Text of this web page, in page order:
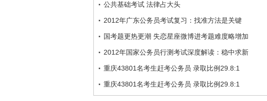
公共基础考试 法律占大头
2012年广东公务员考试复习：找准方法是关键
国考题更热更潮 失恋星座微博进考题难度略增加
2012年国家公务员行测考试深度解读：稳中求新
重庆43801名考生赶考公务员 录取比例29.8:1
重庆43801名考生赶考公务员 录取比例29.8:1